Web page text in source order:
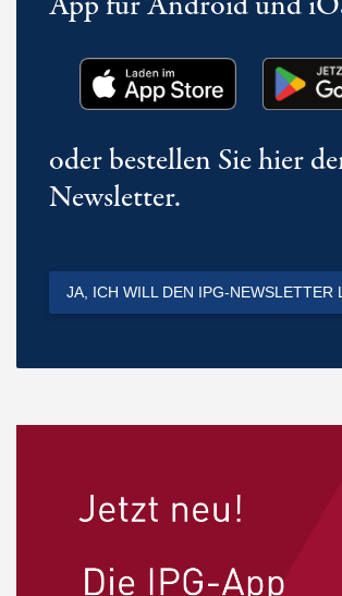
oder bestellen Sie hier
Newsletter.
JA, ICH WILL DEN IPG-NEWSLETTER